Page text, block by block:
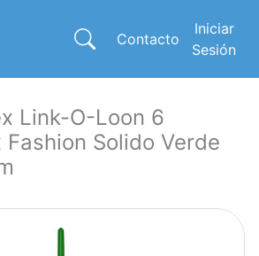
Contacto
Iniciar
Sesión
Link-O-Loon 6
Solido Verde